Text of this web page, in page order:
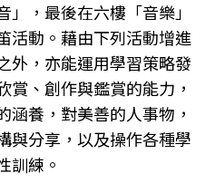
」，最後在六樓「音樂」
活動。藉由下列活動增進
外，亦能運用學習策略發
賞、創作與鑑賞的能力，
涵養，對美善的人事物，
與分享，以及操作各種學
訓練。